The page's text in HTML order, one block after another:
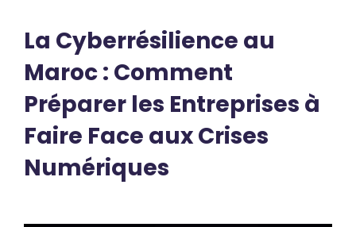
La Cyberrésilience au
Maroc : Comment
Préparer les Entreprises à
Faire Face aux Crises
Numériques